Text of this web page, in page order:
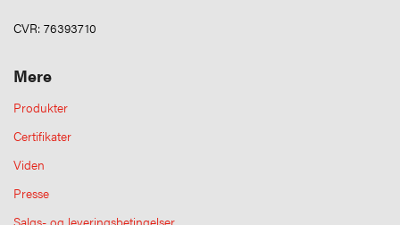
CVR: 76393710
Mere
Produkter
Certifikater
Viden
Presse
Salgs- og leveringsbetingelser